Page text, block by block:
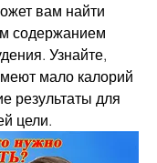
вам найти
содержанием
Узнайте,
мало калорий
результаты для
цели.